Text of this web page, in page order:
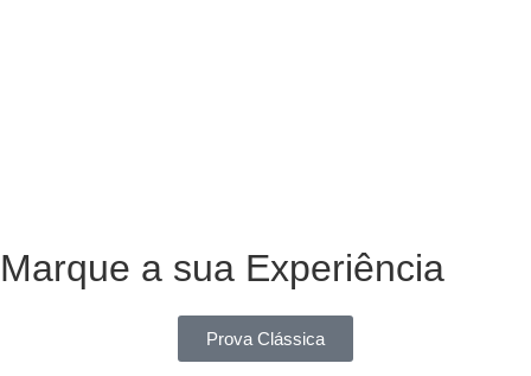
Marque a sua Experiência
Prova Clássica